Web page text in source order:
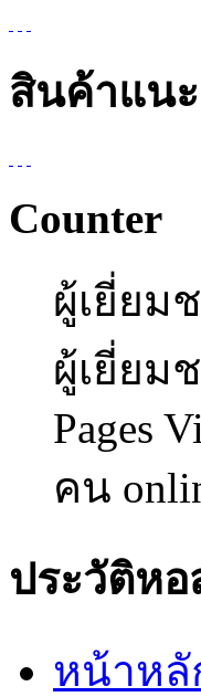
สินค้าแน
Counter
ผู้เยี่ยม
ผู้เยี่ยม
Pages
คน
ประวัติห
หน้าหลั